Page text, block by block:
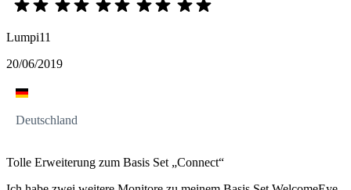
Lumpi11
20/06/2019
Deutschland
Tolle Erweiterung zum Basis Set „Connect“